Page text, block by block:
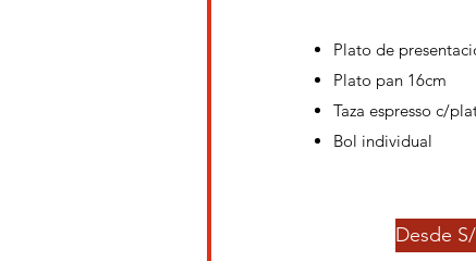
Plato de
Plato pan 16cm
Taza espresso c/
Bol individual
Desde